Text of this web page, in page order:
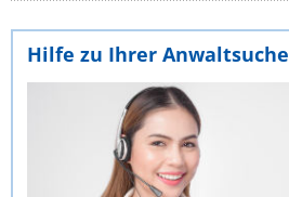
Hilfe zu Ihrer Anwaltsuche